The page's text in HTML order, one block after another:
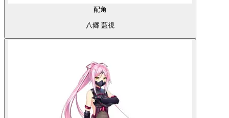
配角
八郷 藍視